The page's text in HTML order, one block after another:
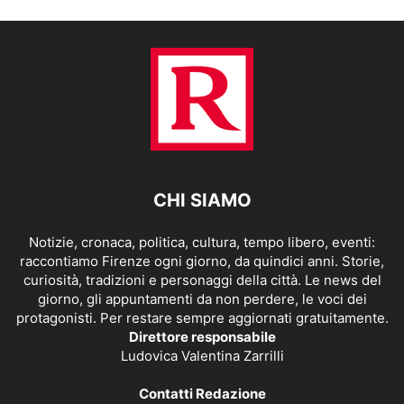
CHI SIAMO
Notizie, cronaca, politica, cultura, tempo libero, eventi:
raccontiamo Firenze ogni giorno, da quindici anni. Storie,
curiosità, tradizioni e personaggi della città. Le news del
giorno, gli appuntamenti da non perdere, le voci dei
protagonisti. Per restare sempre aggiornati gratuitamente.
Direttore responsabile
Ludovica Valentina Zarrilli
Contatti Redazione